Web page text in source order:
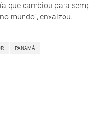
que cambiou para
mundo”, enxalzou.
PANAMÁ